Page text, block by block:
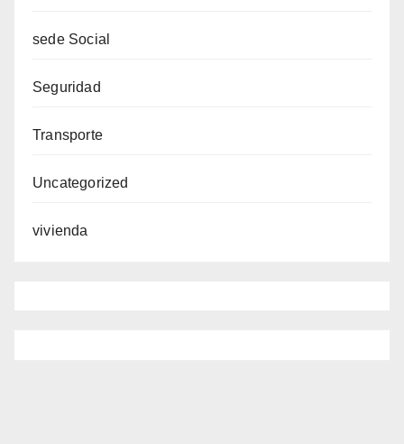
sede Social
Seguridad
Transporte
Uncategorized
vivienda